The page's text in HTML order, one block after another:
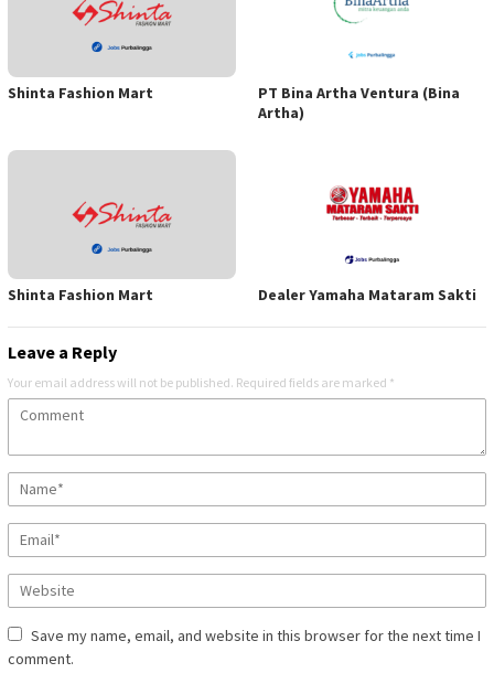
Shinta Fashion Mart
PT Bina Artha Ventura (Bina
Artha)
Shinta Fashion Mart Dealer Yamaha Mataram Sakti
Leave a Reply
Your email address will not be published. Required fields are marked *
Save my name, email, and website in this browser for the next time I
comment.